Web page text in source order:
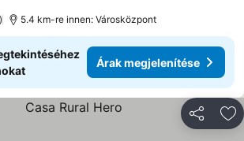
5.4 km-re innen: Városközpont
Árak megjelenítése